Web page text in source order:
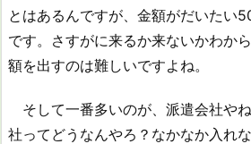
とはあるんですが、金額がだいたい
です。さすがに来るか来ないかわか
額を出すのは難しいですよね。
そして一番多いのが、派遣会社や
社ってどうなんやろ？なかなか入れ